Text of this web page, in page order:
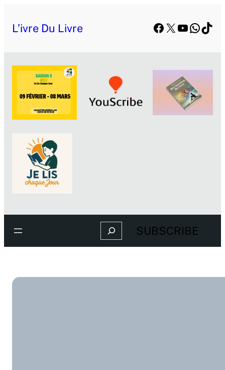
L’ivre Du Livre Facebook
X YouTube
Search SUBSCRIBE